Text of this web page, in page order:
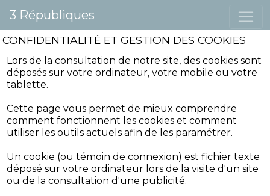
3 Républiques
CONFIDENTIALITÉ ET GESTION DES COOKIES
Lors de la consultation de notre site, des cookies sont
déposés sur votre ordinateur, votre mobile ou votre
tablette.
Cette page vous permet de mieux comprendre
comment fonctionnent les cookies et comment
utiliser les outils actuels afin de les paramétrer.
Un cookie (ou témoin de connexion) est fichier texte
déposé sur votre ordinateur lors de la visite d'un site
ou de la consultation d'une publicité.